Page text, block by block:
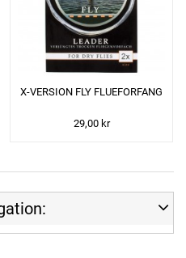
X-VERSION FLY FLUEFORFANG
29,00 kr